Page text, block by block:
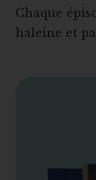
Chaque
haleine et